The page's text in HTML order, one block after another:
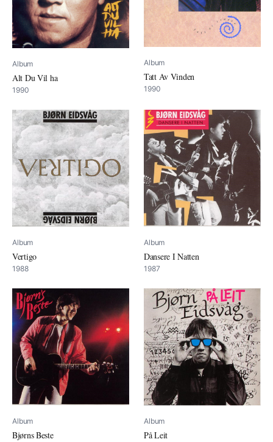
Album
Alt Du Vil ha
1990
Album
Tatt Av Vinden
1990
Album
Vertigo
1988
Album
Dansere I Natten
1987
Album
Bjørns Beste
Album
På Leit